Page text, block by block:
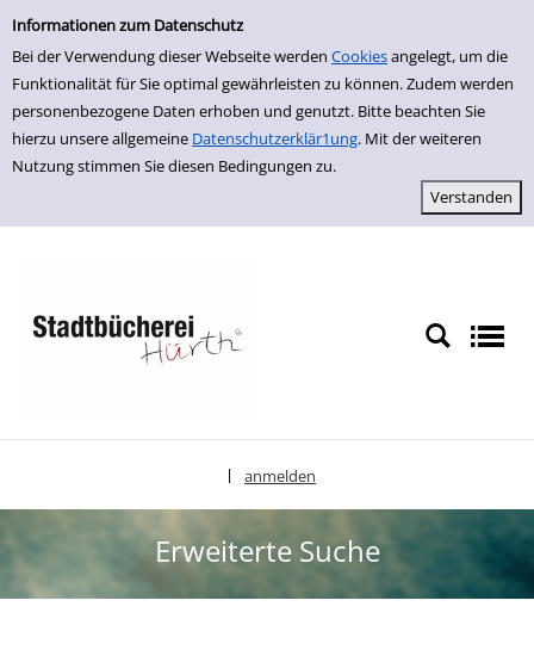
Erweiterte Suche
Informationen zum Datenschutz
Bei der Verwendung dieser Webseite werden Cookiesangelegt, um die
Funktionalität für Sie optimal gewährleisten zu können. Zudem werden
personenbezogene Daten erhoben und genutzt. Bitte beachten Sie
hierzu unsere allgemeine Datenschutzerklär1ung. Mit der weiteren
Nutzung stimmen Sie diesen Bedingungen zu.
zur Navigation springen
zum Inhalt springen
Zur erweiterten Suche springen
anmelden
Erweiterte Suche